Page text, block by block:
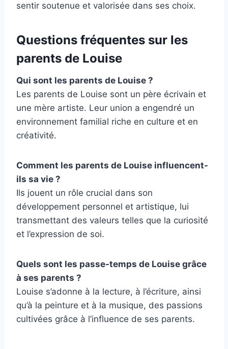
sentir soutenue et valorisée dans ses choix.
Questions fréquentes sur les
parents de Louise
Qui sont les parents de Louise ?
Les parents de Louise sont un père écrivain et
une mère artiste. Leur union a engendré un
environnement familial riche en culture et en
créativité.
Comment les parents de Louise influencent-
ils sa vie ?
Ils jouent un rôle crucial dans son
développement personnel et artistique, lui
transmettant des valeurs telles que la curiosité
et l’expression de soi.
Quels sont les passe-temps de Louise grâce
à ses parents ?
Louise s’adonne à la lecture, à l’écriture, ainsi
qu’à la peinture et à la musique, des passions
cultivées grâce à l’influence de ses parents.